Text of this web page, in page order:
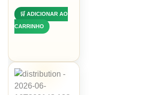
🛒 ADICIONAR AO
CARRINHO